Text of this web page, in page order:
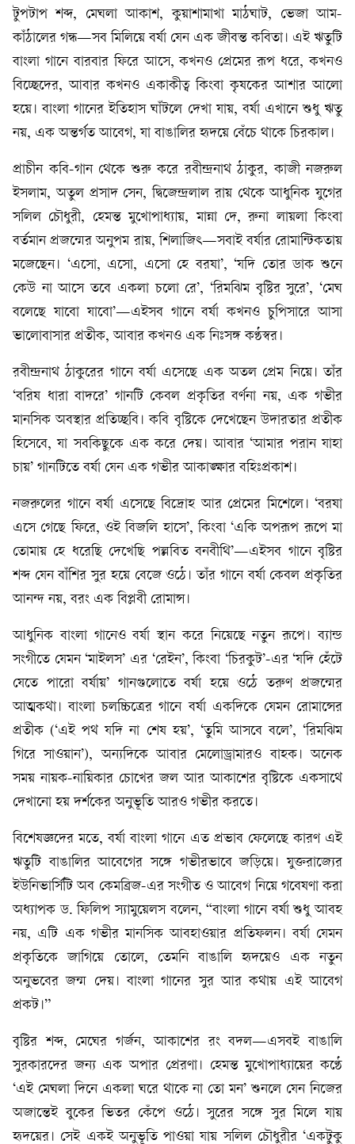
টুপটাপ শব্দ, মেঘলা আকাশ, কুয়াশামাখা মাঠঘাট, ভেজা আম-
কাঁঠালের গন্ধ—সব মিলিয়ে বর্ষা যেন এক জীবন্ত কবিতা। এই ঋতুটি
বাংলা গানে বারবার ফিরে আসে, কখনও প্রেমের রূপ ধরে, কখনও
বিচ্ছেদের, আবার কখনও একাকীত্ব কিংবা কৃষকের আশার আলো
হয়ে। বাংলা গানের ইতিহাস ঘাঁটলে দেখা যায়, বর্ষা এখানে শুধু ঋতু
নয়, এক অন্তর্গত আবেগ, যা বাঙালির হৃদয়ে বেঁচে থাকে চিরকাল।
প্রাচীন কবি-গান থেকে শুরু করে রবীন্দ্রনাথ ঠাকুর, কাজী নজরুল
ইসলাম, অতুল প্রসাদ সেন, দ্বিজেন্দ্রলাল রায় থেকে আধুনিক যুগের
সলিল চৌধুরী, হেমন্ত মুখোপাধ্যায়, মান্না দে, রুনা লায়লা কিংবা
বর্তমান প্রজন্মের অনুপম রায়, শিলাজিৎ—সবাই বর্ষার রোমান্টিকতায়
মজেছেন। ‘এসো, এসো, এসো হে বরষা’, ‘যদি তোর ডাক শুনে
কেউ না আসে তবে একলা চলো রে’, ‘রিমঝিম বৃষ্টির সুরে’, ‘মেঘ
বলেছে যাবো যাবো’—এইসব গানে বর্ষা কখনও চুপিসারে আসা
ভালোবাসার প্রতীক, আবার কখনও এক নিঃসঙ্গ কণ্ঠস্বর।
রবীন্দ্রনাথ ঠাকুরের গানে বর্ষা এসেছে এক অতল প্রেম নিয়ে। তাঁর
‘বরিষ ধারা বাদরে’ গানটি কেবল প্রকৃতির বর্ণনা নয়, এক গভীর
মানসিক অবস্থার প্রতিচ্ছবি। কবি বৃষ্টিকে দেখেছেন উদারতার প্রতীক
হিসেবে, যা সবকিছুকে এক করে দেয়। আবার ‘আমার পরান যাহা
চায়’ গানটিতে বর্ষা যেন এক গভীর আকাঙ্ক্ষার বহিঃপ্রকাশ।
নজরুলের গানে বর্ষা এসেছে বিদ্রোহ আর প্রেমের মিশেলে। ‘বরষা
এসে গেছে ফিরে, ওই বিজলি হাসে’, কিংবা ‘একি অপরূপ রূপে মা
তোমায় হে ধরেছি দেখেছি পল্লবিত বনবীথি’—এইসব গানে বৃষ্টির
শব্দ যেন বাঁশির সুর হয়ে বেজে ওঠে। তাঁর গানে বর্ষা কেবল প্রকৃতির
আনন্দ নয়, বরং এক বিপ্লবী রোমান্স।
আধুনিক বাংলা গানেও বর্ষা স্থান করে নিয়েছে নতুন রূপে। ব্যান্ড
সংগীতে যেমন ‘মাইলস’ এর ‘রেইন’, কিংবা ‘চিরকুট’-এর ‘যদি হেঁটে
যেতে পারো বর্ষায়’ গানগুলোতে বর্ষা হয়ে ওঠে তরুণ প্রজন্মের
আত্মকথা। বাংলা চলচ্চিত্রের গানে বর্ষা একদিকে যেমন রোমান্সের
প্রতীক (‘এই পথ যদি না শেষ হয়’, ‘তুমি আসবে বলে’, ‘রিমঝিম
গিরে সাওয়ান’), অন্যদিকে আবার মেলোড্রামারও বাহক। অনেক
সময় নায়ক-নায়িকার চোখের জল আর আকাশের বৃষ্টিকে একসাথে
দেখানো হয় দর্শকের অনুভূতি আরও গভীর করতে।
বিশেষজ্ঞদের মতে, বর্ষা বাংলা গানে এত প্রভাব ফেলেছে কারণ এই
ঋতুটি বাঙালির আবেগের সঙ্গে গভীরভাবে জড়িয়ে। যুক্তরাজ্যের
ইউনিভার্সিটি অব কেমব্রিজ-এর সংগীত ও আবেগ নিয়ে গবেষণা করা
অধ্যাপক ড. ফিলিপ স্যামুয়েলস বলেন, “বাংলা গানে বর্ষা শুধু আবহ
নয়, এটি এক গভীর মানসিক আবহাওয়ার প্রতিফলন। বর্ষা যেমন
প্রকৃতিকে জাগিয়ে তোলে, তেমনি বাঙালি হৃদয়েও এক নতুন
অনুভবের জন্ম দেয়। বাংলা গানের সুর আর কথায় এই আবেগ
প্রকট।”
বৃষ্টির শব্দ, মেঘের গর্জন, আকাশের রং বদল—এসবই বাঙালি
সুরকারদের জন্য এক অপার প্রেরণা। হেমন্ত মুখোপাধ্যায়ের কণ্ঠে
‘এই মেঘলা দিনে একলা ঘরে থাকে না তো মন’ শুনলে যেন নিজের
অজান্তেই বুকের ভিতর কেঁপে ওঠে। সুরের সঙ্গে সুর মিলে যায়
হৃদয়ের। সেই একই অনুভূতি পাওয়া যায় সলিল চৌধুরীর ‘একটুকু